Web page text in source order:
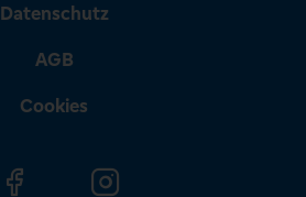
Datenschutz
AGB
Cookies